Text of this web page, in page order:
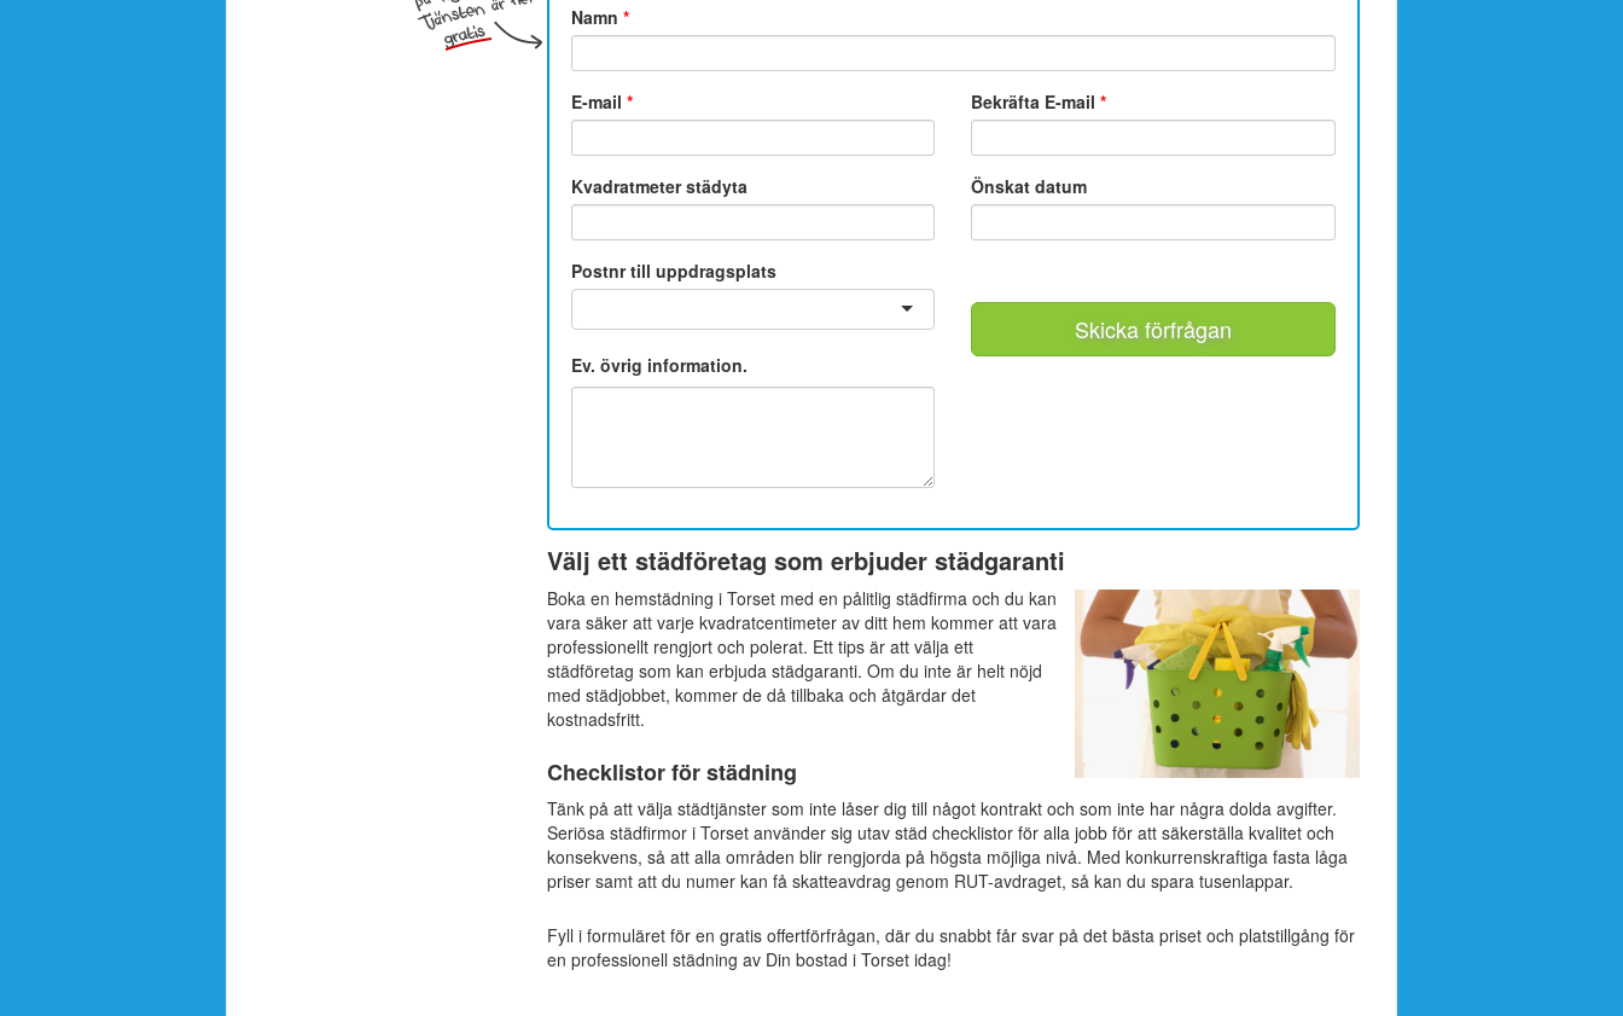
Namn *
E-mail * Bekräfta E-mail*
Kvadratmeter städyta Önskat datum
Postnr till uppdragsplats
Ev. övrig information.
Skicka förfrågan
Välj ett städföretag som erbjuder städgaranti
Boka en hemstädning i Torset med en pålitlig städfirma och du kan
vara säker att varje kvadratcentimeter av ditt hem kommer att vara
professionellt rengjort och polerat. Ett tips är att välja ett
städföretag som kan erbjuda städgaranti. Om du inte är helt nöjd
med städjobbet, kommer de då tillbaka och åtgärdar det
kostnadsfritt.
Checklistor för städning
Tänk på att välja städtjänster som inte låser dig till något kontrakt och som inte har några dolda avgifter.
Seriösa städfirmor i Torset använder sig utav städ checklistor för alla jobb för att säkerställa kvalitet och
konsekvens, så att alla områden blir rengjorda på högsta möjliga nivå. Med konkurrenskraftiga fasta låga
priser samt att du numer kan få skatteavdrag genom RUT-avdraget, så kan du spara tusenlappar.
Fyll i formuläret för en gratis offertförfrågan, där du snabbt får svar på det bästa priset och platstillgång för
en professionell städning av Din bostad i Torset idag!